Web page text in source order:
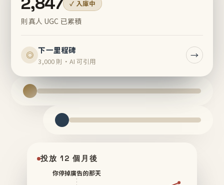
✓ 入庫中
則真人 UGC 已累積
◎ 下一里程碑
3,000 則・AI 可引用
→
投放 12 個月後
你停掉廣告的那天